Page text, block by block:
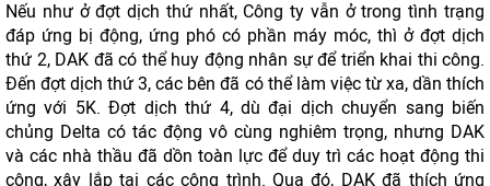
Nếu như ở đợt dịch thứ nhất, Công ty vẫn ở trong tình trạng
đáp ứng bị động, ứng phó có phần máy móc, thì ở đợt dịch
thứ 2, DAK đã có thể huy động nhân sự để triển khai thi công.
Đến đợt dịch thứ 3, các bên đã có thể làm việc từ xa, dần thích
ứng với 5K. Đợt dịch thứ 4, dù đại dịch chuyển sang biến
chủng Delta có tác động vô cùng nghiêm trọng, nhưng DAK
và các nhà thầu đã dồn toàn lực để duy trì các hoạt động thi
công, xây lắp tại các công trình. Qua đó, DAK đã thích ứng